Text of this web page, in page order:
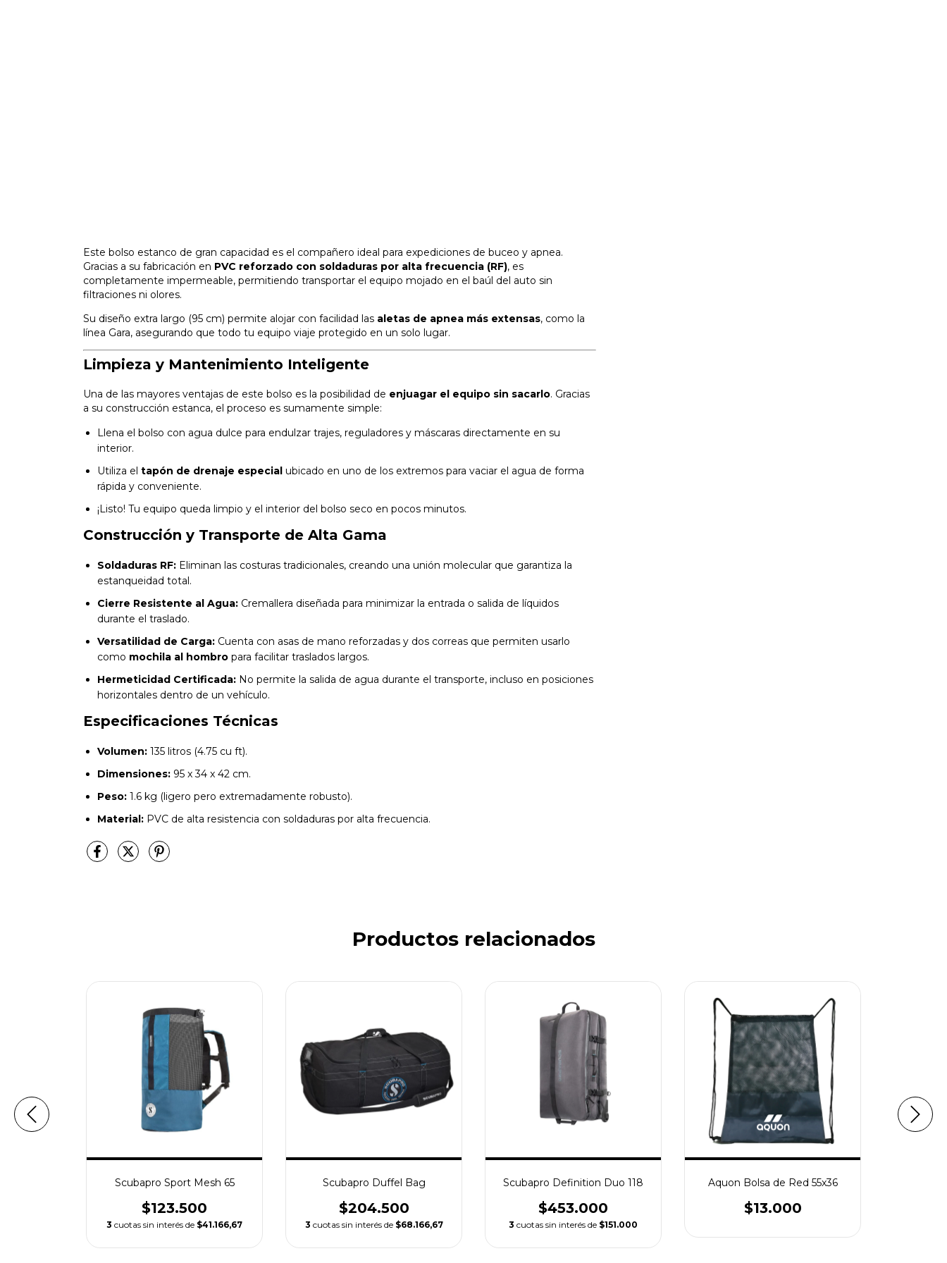
Este bolso estanco de gran capacidad es el compañero ideal para expediciones de buceo y apnea.
Gracias a su fabricación en PVC reforzado con soldaduras por alta frecuencia (RF), es
completamente impermeable, permitiendo transportar el equipo mojado en el baúl del auto sin
filtraciones ni olores.
Su diseño extra largo (95 cm) permite alojar con facilidad las aletas de apnea más extensas, como la
línea Gara, asegurando que todo tu equipo viaje protegido en un solo lugar.
Limpieza y Mantenimiento Inteligente
Una de las mayores ventajas de este bolso es la posibilidad de enjuagar el equipo sin sacarlo. Gracias
a su construcción estanca, el proceso es sumamente simple:
Llena el bolso con agua dulce para endulzar trajes, reguladores y máscaras directamente en su
interior.
Utiliza el tapón de drenaje especial ubicado en uno de los extremos para vaciar el agua de forma
rápida y conveniente.
¡Listo! Tu equipo queda limpio y el interior del bolso seco en pocos minutos.
Construcción y Transporte de Alta Gama
Soldaduras RF: Eliminan las costuras tradicionales, creando una unión molecular que garantiza la
estanqueidad total.
Cierre Resistente al Agua: Cremallera diseñada para minimizar la entrada o salida de líquidos
durante el traslado.
Versatilidad de Carga: Cuenta con asas de mano reforzadas y dos correas que permiten usarlo
como mochila al hombro para facilitar traslados largos.
Hermeticidad Certificada: No permite la salida de agua durante el transporte, incluso en posiciones
horizontales dentro de un vehículo.
Especificaciones Técnicas
Volumen: 135 litros (4.75 cu ft).
Dimensiones: 95 x 34 x 42 cm.
Peso: 1.6 kg (ligero pero extremadamente robusto).
Material: PVC de alta resistencia con soldaduras por alta frecuencia.
Productos relacionados
Scubapro Sport Mesh 65
$123.500
3 cuotas sin interés de $41.166,67
Scubapro Duffel Bag
$204.500
3 cuotas sin interés de $68.166,67
Scubapro Definition Duo 118
$453.000
3 cuotas sin interés de $151.000
Aquon Bolsa de Red 55x36
$13.000